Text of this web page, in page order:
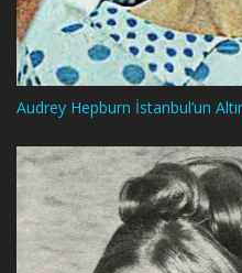
Audrey Hepburn İstanbul’un